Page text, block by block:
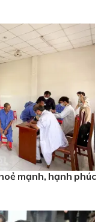
mạnh, hạnh phúc